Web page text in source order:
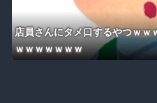
店員さんにタメ口するやつｗｗ
ｗｗｗｗｗｗｗ